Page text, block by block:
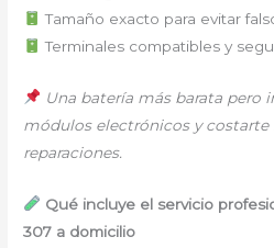
Tamaño exacto para evitar
Terminales compatibles y
Una batería más barata pero
módulos electrónicos y costarte
reparaciones.
Qué incluye el servicio
307 a domicilio